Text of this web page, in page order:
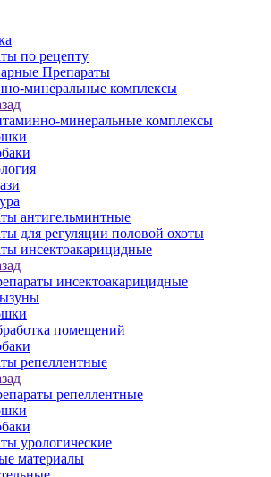
по рецепту
Препараты
минеральные комплексы
минеральные комплексы
антигельминтные
для регуляции половой охоты
инсектоакарицидные
инсектоакарицидные
помещений
репеллентные
репеллентные
урологические
материалы